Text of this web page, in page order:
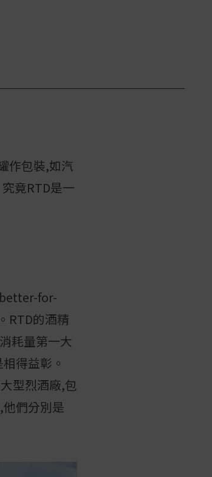
作包裝,如汽
竟RTD是一
for-
RTD的酒精
耗量第一大
得益彰。
型烈酒廠,包
們分別是